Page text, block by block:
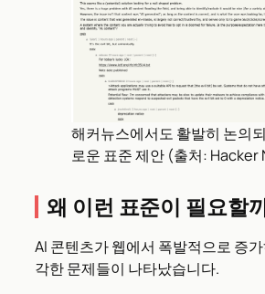
해커뉴스에서도 활발히 논의
로운 표준 제안 (출처: Hacker
왜 이런 표준이 필요할
AI 콘텐츠가 웹에서 폭발적으로 증
각한 문제들이 나타났습니다.